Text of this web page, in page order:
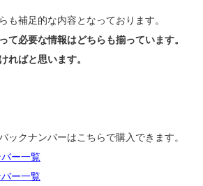
も補足的な内容となっております。
て必要な情報はどちらも揃っています。
ればと思います。
ックナンバーはこちらで購入できます。
ー一覧
ー一覧